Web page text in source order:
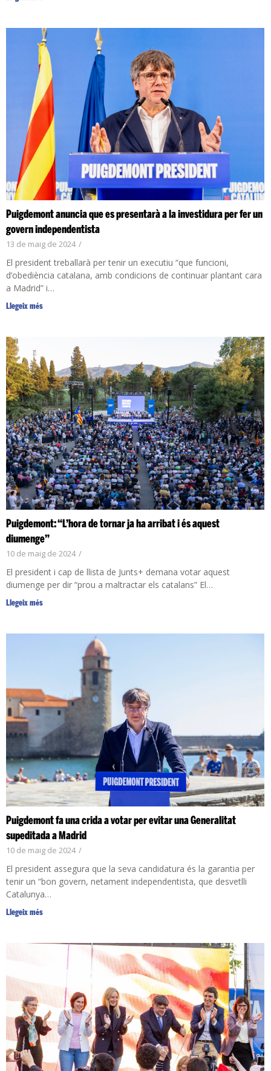
Puigdemont anuncia que es presentarà a la investidura per fer un
govern independentista
13 de maig de 2024 /
El president treballarà per tenir un executiu “que funcioni,
d’obediència catalana, amb condicions de continuar plantant cara
a Madrid” i…
Llegeix més
Puigdemont: “L’hora de tornar ja ha arribat i és aquest
diumenge”
10 de maig de 2024 /
El president i cap de llista de Junts+ demana votar aquest
diumenge per dir “prou a maltractar els catalans” El…
Llegeix més
Puigdemont fa una crida a votar per evitar una Generalitat
supeditada a Madrid
10 de maig de 2024 /
El president assegura que la seva candidatura és la garantia per
tenir un “bon govern, netament independentista, que desvetlli
Catalunya…
Llegeix més